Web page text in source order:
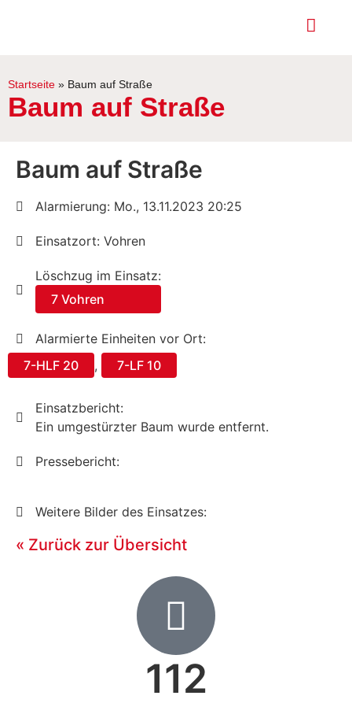
Startseite » Baum auf Straße
Baum auf Straße
Baum auf Straße
Alarmierung: Mo., 13.11.2023 20:25
Einsatzort: Vohren
Löschzug im Einsatz:
7 Vohren
Alarmierte Einheiten vor Ort:
7-HLF 20
, 7-LF 10
Einsatzbericht:
Ein umgestürzter Baum wurde entfernt.
Pressebericht:
Weitere Bilder des Einsatzes:
« Zurück zur Übersicht
112